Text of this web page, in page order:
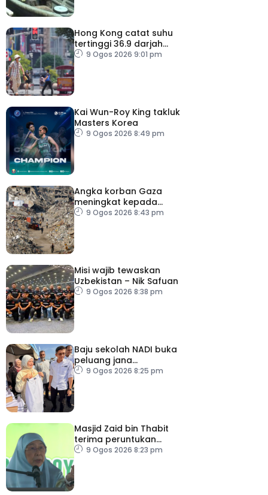
Hong Kong catat suhu
tertinggi 36.9 darjah
celsius
9 Ogos 2026 9:01 pm
Kai Wun-Roy King takluk
Masters Korea
9 Ogos 2026 8:49 pm
Angka korban Gaza
meningkat kepada
73,386 orang
9 Ogos 2026 8:43 pm
Misi wajib tewaskan
Uzbekistan – Nik Safuan
9 Ogos 2026 8:38 pm
Baju sekolah NADI buka
peluang jana
pendapatan, bantu
9 Ogos 2026 8:25 pm
Masjid Zaid bin Thabit
terima peruntukan
RM100,000
9 Ogos 2026 8:23 pm